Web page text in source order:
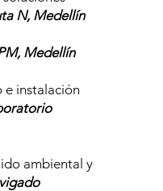
N, Medellín
Medellín
e instalación
ambiental y